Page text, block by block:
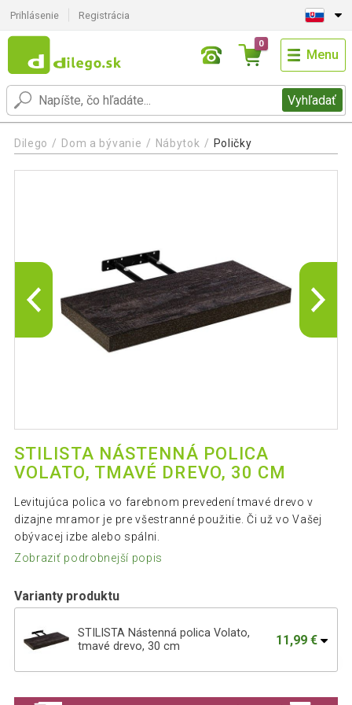
Prihlásenie Registrácia
Vyhľadať
0
Menu
Dilego Dom a bývanie Nábytok Poličky
STILISTA NÁSTENNÁ POLICA
VOLATO, TMAVÉ DREVO, 30 CM
Levitujúca polica vo farebnom prevedení tmavé drevo v
dizajne mramor je pre všestranné použitie. Či už vo Vašej
obývacej izbe alebo spálni.
Zobraziť podrobnejší popis
Varianty produktu
STILISTA Nástenná polica Volato,
tmavé drevo, 30 cm
11,99 €
drevo, 100 cm